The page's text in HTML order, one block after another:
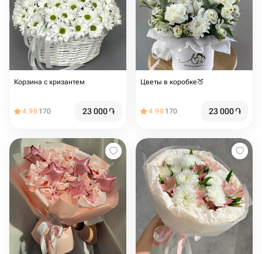
Корзина с хризантем
4.98 170 23 000֏
Цветы в коробке🍑
4.98 170 23 000֏